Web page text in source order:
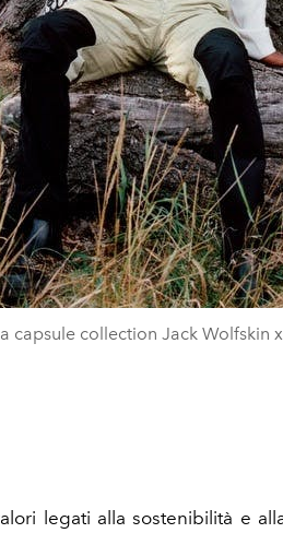
capsule collection Jack Wolfskin
legati alla sostenibilità e